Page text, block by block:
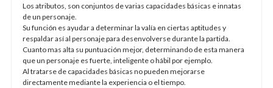
Los atributos, son conjuntos de varias capacidades básicas e innatas
de un personaje.
Su función es ayudar a determinar la valía en ciertas aptitudes y
respaldar así al personaje para desenvolverse durante la partida.
Cuanto mas alta su puntuación mejor, determinando de esta manera
que un personaje es fuerte, inteligente o hábil por ejemplo.
Al tratarse de capacidades básicas no pueden mejorarse
directamente mediante la experiencia o el tiempo.